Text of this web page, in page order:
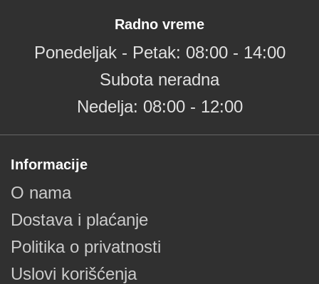
Radno vreme
Ponedeljak - Petak: 08:00 - 14:00
Subota neradna
Nedelja: 08:00 - 12:00
Informacije
O nama
Dostava i plaćanje
Politika o privatnosti
Uslovi korišćenja